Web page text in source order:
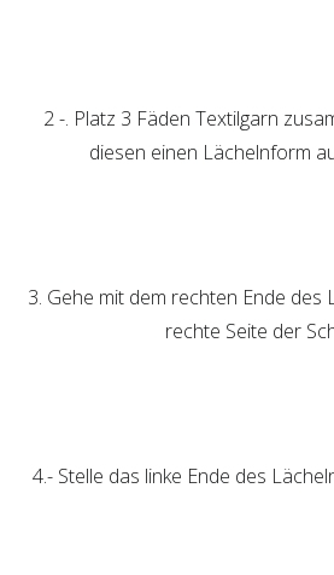
2 -. Platz 3 Fäden Textilgarn
diesen einen Lächelnform
3. Gehe mit dem rechten Ende des
rechte Seite der
4.- Stelle das linke Ende des